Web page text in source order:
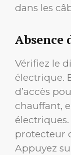
dans les
Absence
Vérifiez le
électrique.
d’accès
chauffant,
électriques.
protecteur
Appuyez